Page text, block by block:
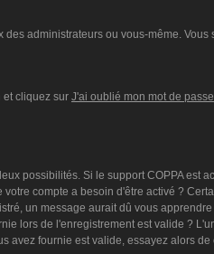
administrateurs ou vous-même.
et cliquez sur J'ai oublié mon mot de passe
possibilités. Si le support COPPA est
compte a besoin d'être activé ?
un message aurait dû vous
lors de l'enregistrement est valide ?
fournie est valide, essayez alors